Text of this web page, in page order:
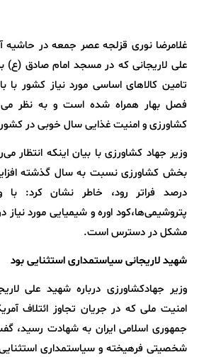
غلامرضا نوری قزلجه عصر جمعه در حاشیه
علی لاریجانی که در مسجد امام صادق (ع)
تامین کالاهای اساسی مورد نیاز کشور با
فصل بهار همراه شده است و به نظر می
کشاورزی و امنیت غذایی سال خوبی در
وزیر جهاد کشاورزی با بیان اینکه انتظار
درصد فراتر رود، خاطر نشان کرد:
پتروشیمی‌ها،کود اوره و شیمیایی مورد
مشکل در دسترس است.
شهید لاریجانی سیاستمداری استثنایی بود
وزیر جهادکشاورزی درباره شهید علی
امنیت ملی که در جریان تجاوز ائتلاف
جمهوری اسلامی ایران به شهادت رسید،
شخصیتی فرهیخته و سیاستمداری